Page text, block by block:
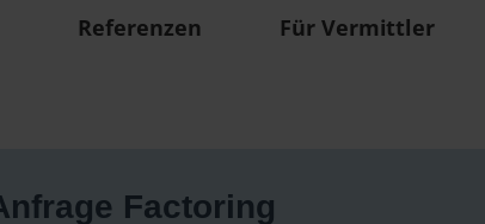
Referenzen Für Vermittler